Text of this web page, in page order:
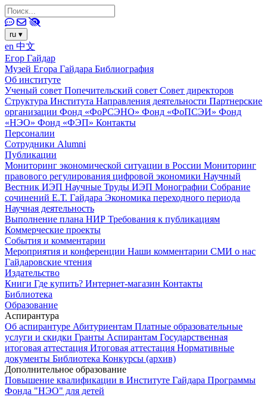
ru ▾
en 中文
Егор Гайдар
Музей Егора Гайдара Библиография
Об институте
Ученый совет Попечительский совет Совет директоров
Структура Института Направления деятельности Партнерские
организации Фонд «ФоРСЭНО» Фонд «ФоПСЭИ» Фонд
«НЭО» Фонд «ФЭП» Контакты
Персоналии
Сотрудники Alumni
Публикации
Мониторинг экономической ситуации в России Мониторинг
правового регулирования цифровой экономики Научный
Вестник ИЭП Научные Труды ИЭП Монографии Собрание
сочинений Е.Т. Гайдара Экономика переходного периода
Научная деятельность
Выполнение плана НИР Требования к публикациям
Коммерческие проекты
События и комментарии
Мероприятия и конференции Наши комментарии СМИ о нас
Гайдаровские чтения
Издательство
Книги Где купить? Интернет-магазин Контакты
Библиотека
Образование
Аспирантура
Об аспирантуре Абитуриентам Платные образовательные
услуги и скидки Гранты Аспирантам Государственная
итоговая аттестация Итоговая аттестация Нормативные
документы Библиотека Конкурсы (архив)
Дополнительное образование
Повышение квалификации в Институте Гайдара Программы
Фонда "НЭО" для детей